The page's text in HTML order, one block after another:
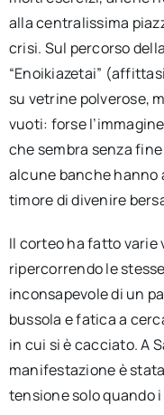
alla centralissima
crisi. Sul percorso
“Enoikiazetai”
su vetrine polverose,
vuoti: forse
che sembra senza
alcune banche hanno
timore di divenire
Il corteo ha fatto varie
ripercorrendo le
inconsapevole di un
bussola e fatica a
in cui si è cacciato. A
manifestazione è
tensione solo quando